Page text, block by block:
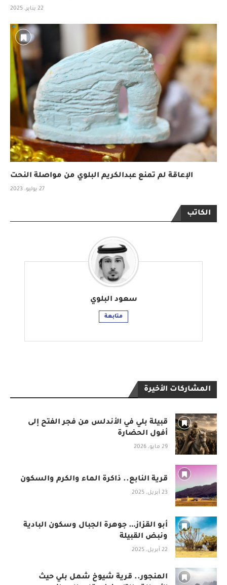
22 يناير، 2025
الإعاقة لم تمنع عبدالكريم البلوي من مواصلة النحت
27 يوليو، 2023
الكاتب
سعود البلوي
متابعة
المشاركات الأخيرة
قبيلة بلي في الأندلس من فجر الفتح إلى
أفول الحضارة
29 مايو، 2026
قرية النابع.. ذاكرة الماء والكرم والسكون
23 أبريل، 2025
أبو القزاز… جوهرة الجبال وسكون البادية
ونبض القبيلة
22 أبريل، 2025
المنجور.. قرية شيوخ شمل بلي حيث